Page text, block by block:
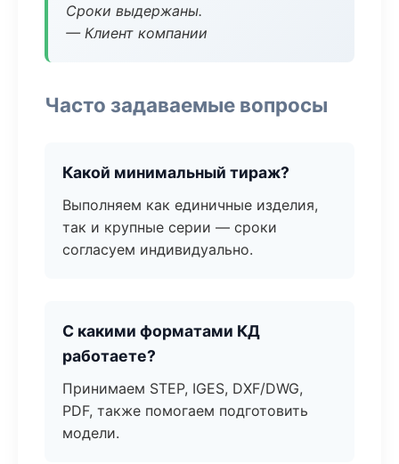
Сроки выдержаны.
— Клиент компании
Часто задаваемые вопросы
Какой минимальный тираж?
Выполняем как единичные изделия,
так и крупные серии — сроки
согласуем индивидуально.
С какими форматами КД
работаете?
Принимаем STEP, IGES, DXF/DWG,
PDF, также помогаем подготовить
модели.